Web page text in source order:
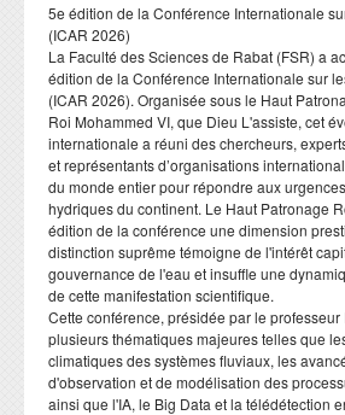
​5e édition de la Conférence Internationale
(ICAR 2026)
​La Faculté des Sciences de Rabat (FSR) a
édition de la Conférence Internationale sur
(ICAR 2026). Organisée sous le Haut
Roi Mohammed VI, que Dieu L'assiste, cet
internationale a réuni des chercheurs,
et représentants d’organisations
du monde entier pour répondre aux
hydriques du continent. Le Haut Patronage
édition de la conférence une dimension
distinction suprême témoigne de l'intérêt
gouvernance de l'eau et insuffle une
de cette manifestation scientifique.
​Cette conférence, présidée par le
plusieurs thématiques majeures telles que
climatiques des systèmes fluviaux, les
d'observation et de modélisation des
ainsi que l'IA, le Big Data et la télédétection